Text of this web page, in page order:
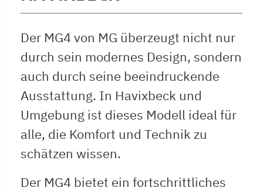
Der MG4 von MG überzeugt nicht nur
durch sein modernes Design, sondern
auch durch seine beeindruckende
Ausstattung. In Havixbeck und
Umgebung ist dieses Modell ideal für
alle, die Komfort und Technik zu
schätzen wissen.
Der MG4 bietet ein fortschrittliches